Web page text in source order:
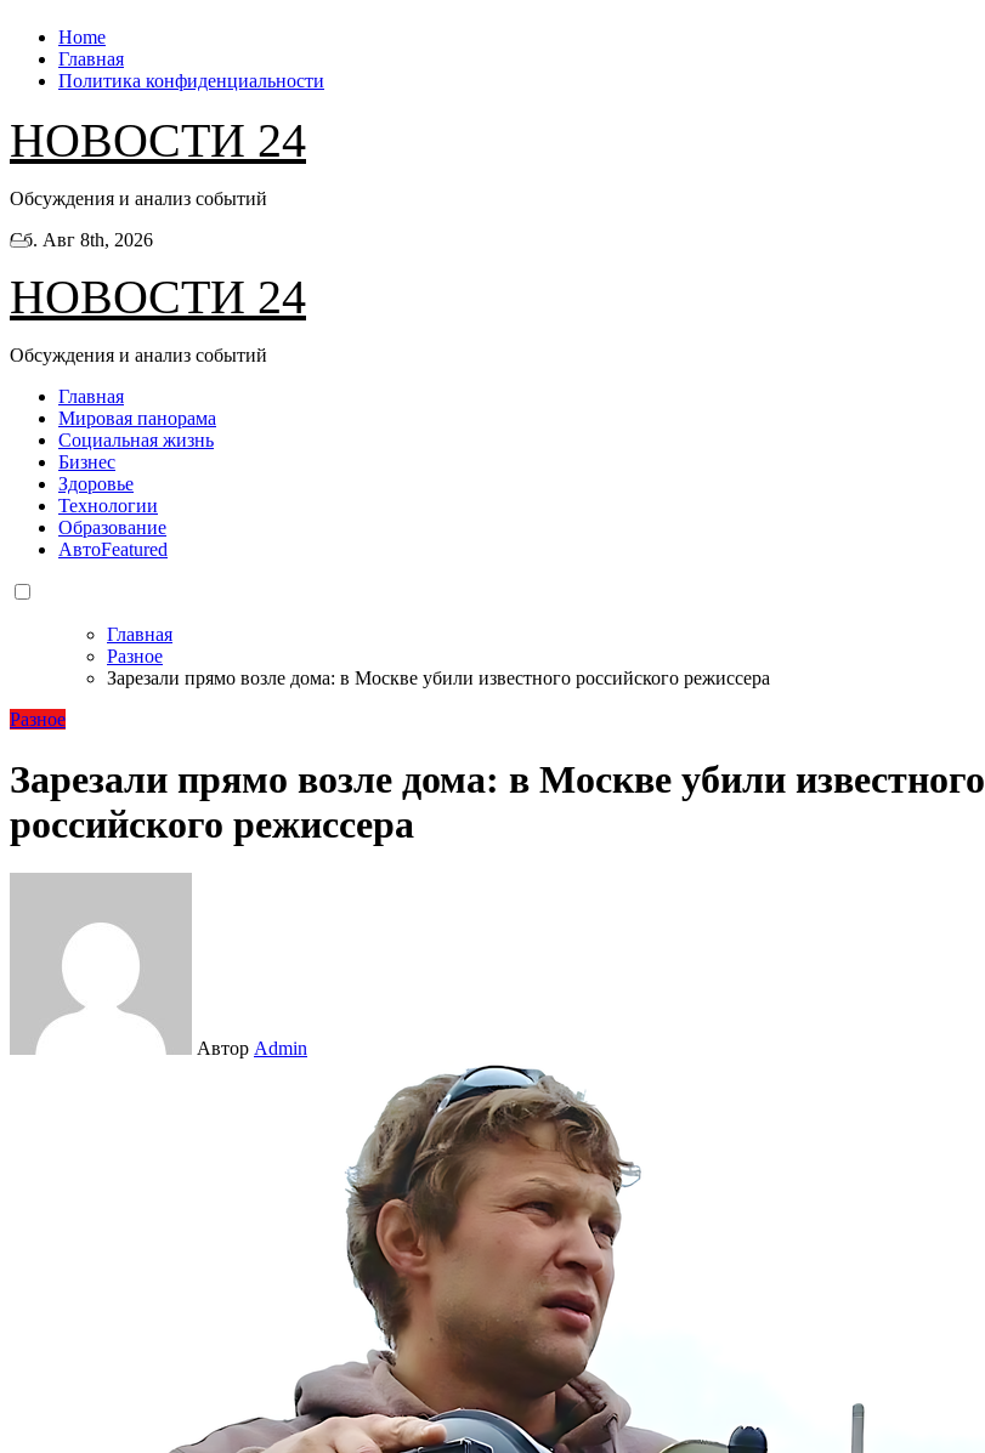
Перейти
содержанию
Home
Главная
Политика конфиденциальности
НОВОСТИ 24
Обсуждения и анализ событий
Сб. Авг 8th, 2026
НОВОСТИ 24
Обсуждения и анализ событий
Главная
Мировая панорама
Социальная жизнь
Бизнес
Здоровье
Технологии
Образование
АвтоFeatured
Главная
Разное
Зарезали прямо возле дома: в Москве убили известного российского режиссера
Разное
Зарезали прямо возле дома: в Москве убили известного
российского режиссера
Автор Admin